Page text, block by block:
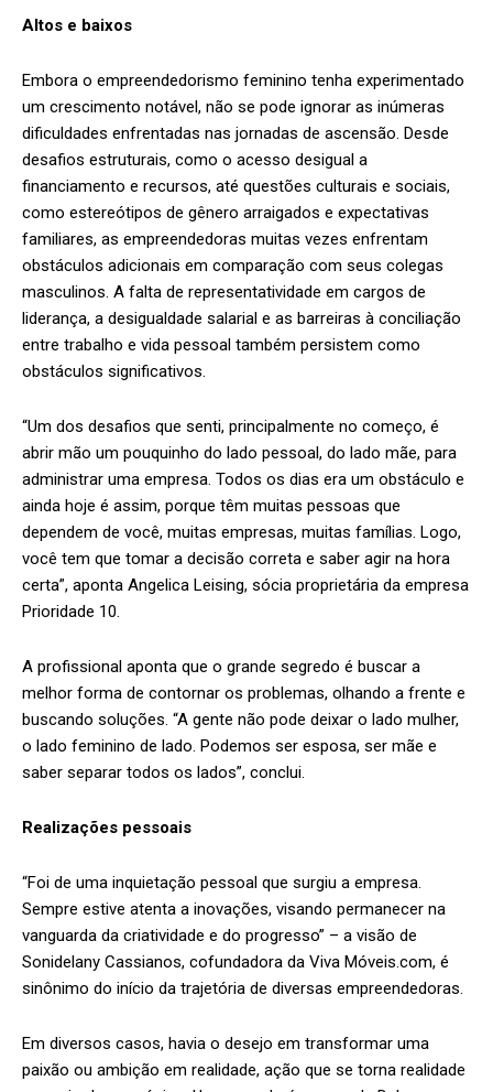
Altos e baixos
Embora o empreendedorismo feminino tenha experimentado
um crescimento notável, não se pode ignorar as inúmeras
dificuldades enfrentadas nas jornadas de ascensão. Desde
desafios estruturais, como o acesso desigual a
financiamento e recursos, até questões culturais e sociais,
como estereótipos de gênero arraigados e expectativas
familiares, as empreendedoras muitas vezes enfrentam
obstáculos adicionais em comparação com seus colegas
masculinos. A falta de representatividade em cargos de
liderança, a desigualdade salarial e as barreiras à conciliação
entre trabalho e vida pessoal também persistem como
obstáculos significativos.
“Um dos desafios que senti, principalmente no começo, é
abrir mão um pouquinho do lado pessoal, do lado mãe, para
administrar uma empresa. Todos os dias era um obstáculo e
ainda hoje é assim, porque têm muitas pessoas que
dependem de você, muitas empresas, muitas famílias. Logo,
você tem que tomar a decisão correta e saber agir na hora
certa”, aponta Angelica Leising, sócia proprietária da empresa
Prioridade 10.
A profissional aponta que o grande segredo é buscar a
melhor forma de contornar os problemas, olhando a frente e
buscando soluções. “A gente não pode deixar o lado mulher,
o lado feminino de lado. Podemos ser esposa, ser mãe e
saber separar todos os lados”, conclui.
Realizações pessoais
“Foi de uma inquietação pessoal que surgiu a empresa.
Sempre estive atenta a inovações, visando permanecer na
vanguarda da criatividade e do progresso” – a visão de
Sonidelany Cassianos, cofundadora da Viva Móveis.com, é
sinônimo do início da trajetória de diversas empreendedoras.
Em diversos casos, havia o desejo em transformar uma
paixão ou ambição em realidade, ação que se torna realidade